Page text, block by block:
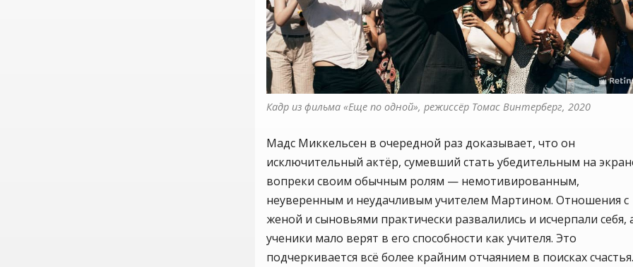
Кадр из фильма «Еще по одной», режиссёр Томас Винтерберг, 2020
Мадс Миккельсен в очередной раз доказывает, что он
исключительный актёр, сумевший стать убедительным на
вопреки своим обычным ролям — немотивированным,
неуверенным и неудачливым учителем Мартином. Отношения с
женой и сыновьями практически развалились и исчерпали себя,
ученики мало верят в его способности как учителя. Это
подчеркивается всё более крайним отчаянием в поисках